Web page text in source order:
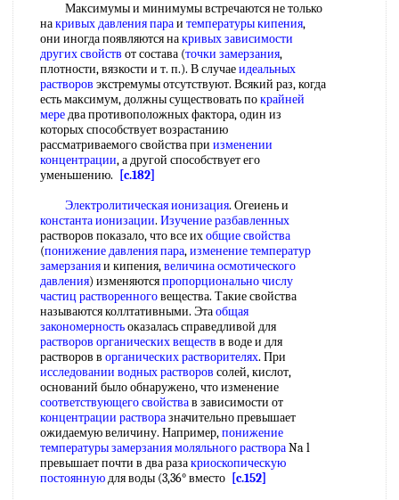
Максимумы и минимумы встречаются не только
накривых давления параи температуры кипения,
они иногда появляются накривых зависимости
других свойств от состава (точки замерзания,
плотности, вязкости и т. п.). В случаеидеальных
растворов экстремумы отсутствуют. Всякий раз, когда
есть максимум, должны существовать покрайней
мередва противоположных фактора, один из
которых способствует возрастанию
рассматриваемого свойства при изменении
концентрации, а другой способствует его
уменьшению.
[c.182]
Электролитическая ионизация. Огеиень и
константа ионизации. Изучение разбавленных
растворов показало, что все ихобщие свойства
(понижение давления пара,изменение температур
замерзанияи кипения,величина осмотического
давления) изменяютсяпропорционально числу
частиц растворенноговещества. Такие свойства
называются коллтативными. Этаобщая
закономерностьоказалась справедливой для
растворов органических веществ в воде и для
растворов в органических растворителях. При
исследовании водных растворов солей, кислот,
оснований было обнаружено, что изменение
соответствующего свойствав зависимости от
концентрации растворазначительно превышает
ожидаемую величину. Например,понижение
температуры замерзаниямоляльного раствораNa l
превышает почти в два разакриоскопическую
постояннуюдля воды (3,36° вместо [c.152]